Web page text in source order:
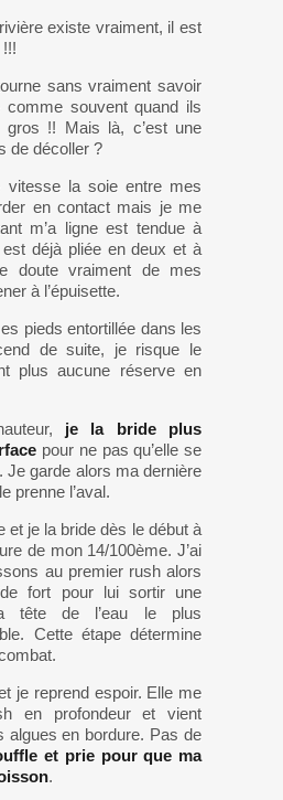
existe vraiment, il est
sans vraiment savoir
comme souvent quand ils
!! Mais là, c’est une
de décoller ?
vitesse la soie entre mes
en contact mais je me
m’a ligne est tendue à
déjà pliée en deux et à
doute vraiment de mes
à l’épuisette.
pieds entortillée dans les
de suite, je risque le
plus aucune réserve en
je la bride plus
pour ne pas qu’elle se
Je garde alors ma dernière
prenne l’aval.
et je la bride dès le début à
de mon 14/100ème. J’ai
au premier rush alors
fort pour lui sortir une
tête de l’eau le plus
Cette étape détermine
je reprend espoir. Elle me
en profondeur et vient
algues en bordure. Pas de
et prie pour que ma
.